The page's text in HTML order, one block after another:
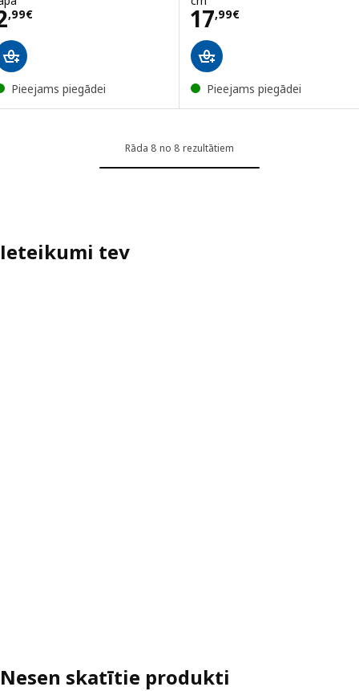
,99€ 2,99€
Pieejams piegādei
17,99€
Cena 17,99€
Pieejams piegādei
Rāda 8 no 8 rezultātiem
Ieteikumi tev
Nesen skatītie produkti